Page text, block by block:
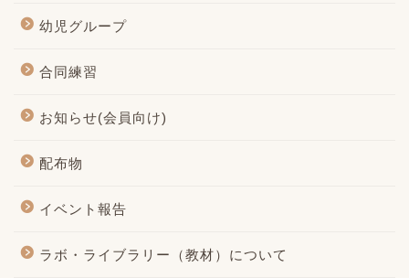
幼児グループ
合同練習
お知らせ(会員向け)
配布物
イベント報告
ラボ・ライブラリー（教材）について